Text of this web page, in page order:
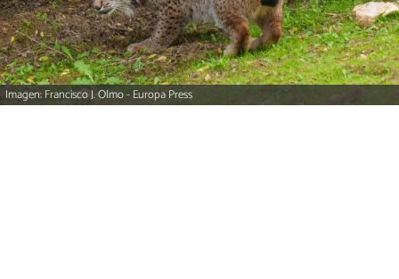
Imagen: Francisco J. Olmo - Europa Press